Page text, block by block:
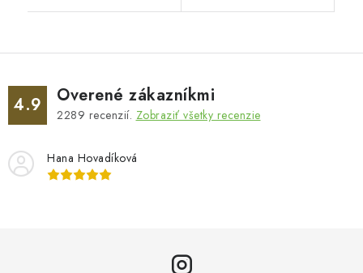
4.9 Overené zákazníkmi
2289 recenzií. Zobraziť všetky recenzie
Hana Hovadíková